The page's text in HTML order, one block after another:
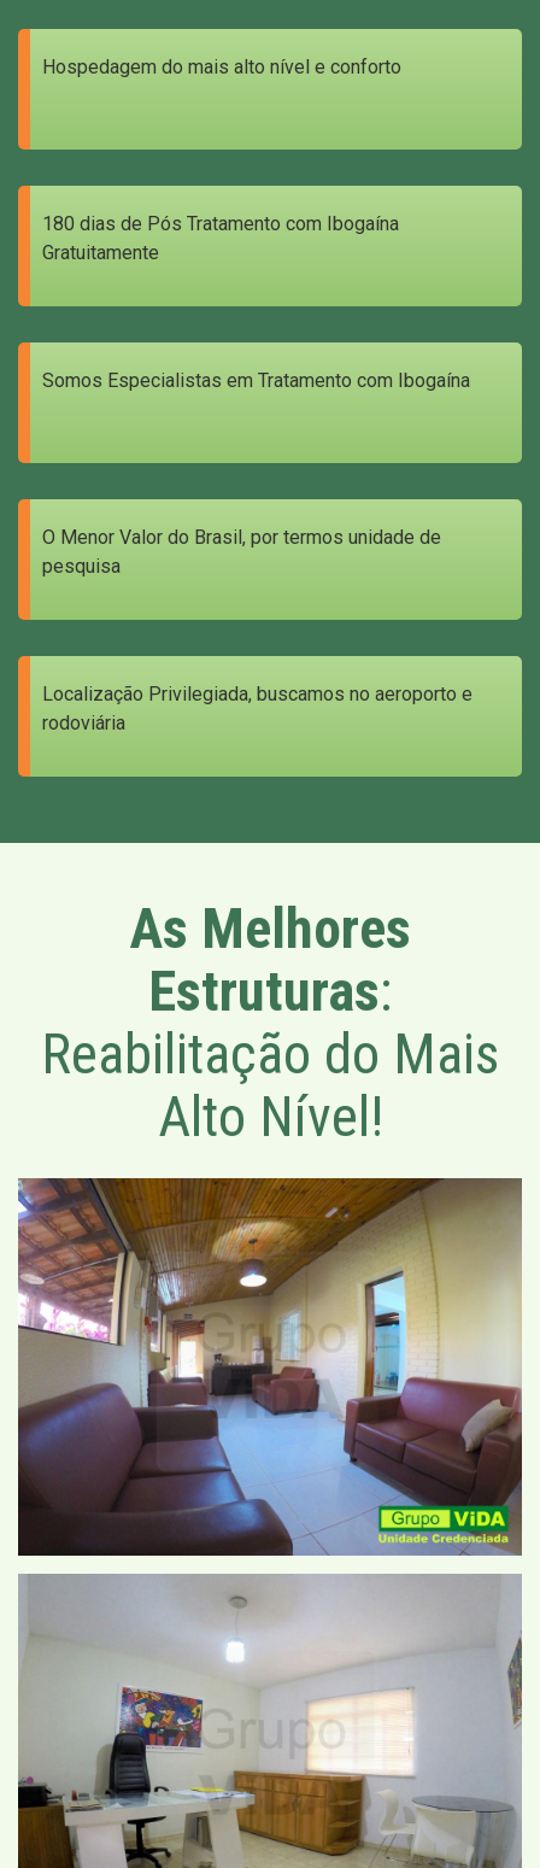
Hospedagem do mais alto nível e conforto
180 dias de Pós Tratamento com Ibogaína
Gratuitamente
Somos Especialistas em Tratamento com Ibogaína
O Menor Valor do Brasil, por termos unidade de
pesquisa
Localização Privilegiada, buscamos no aeroporto e
rodoviária
As Melhores
Estruturas:
Reabilitação do Mais
Alto Nível!